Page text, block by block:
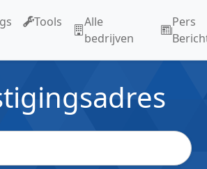
Tools
Alle
bedrijven
Pers